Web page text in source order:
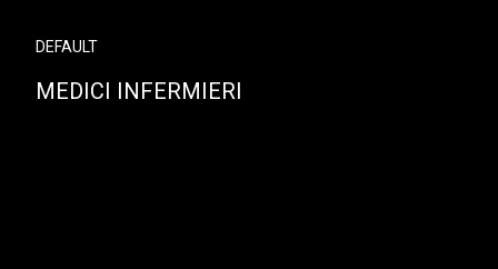
DEFAULT
MEDICI INFERMIERI